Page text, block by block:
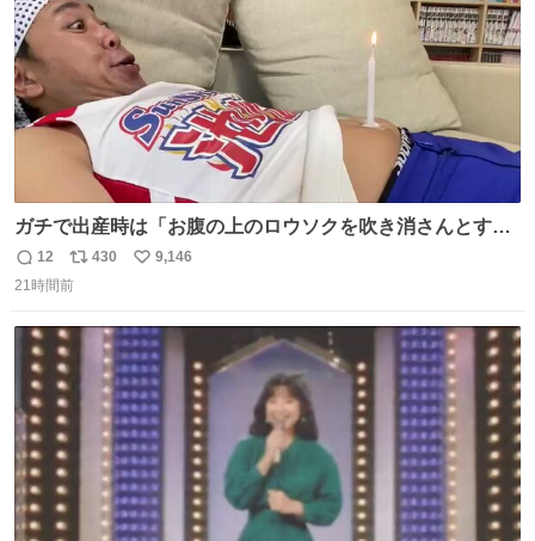
ガチで出産時は「お腹の上のロウソクを吹き消さんとする
サンシャイン池崎」だったし、お産後の股裂け状態でのト
イレは「とにかく明るい安村の体勢」が1番楽
返
信
12
リ
ポ
ト
数
430
い
数
9,146
21時間前